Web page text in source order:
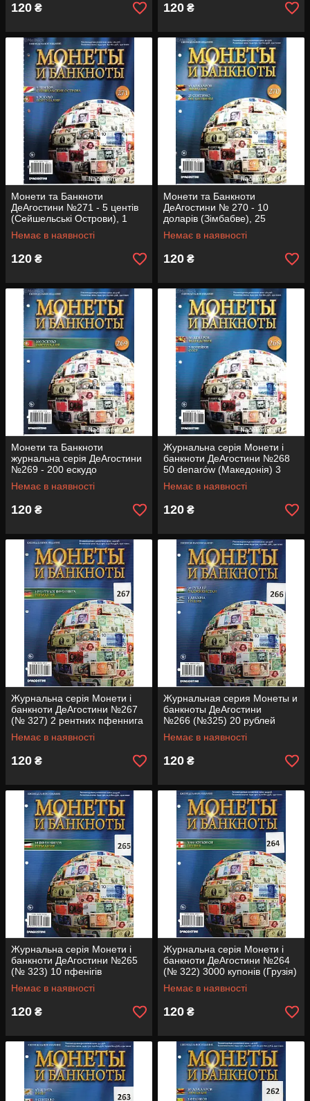
120 ₴ 120 ₴
Монети та Банкноти
ДеАгостини №271 - 5 центів
(Сейшельські Острови), 1
ескудо (Португалія)
Немає в наявності
120 ₴
Монети та Банкноти
ДеАгостини № 270 - 10
доларів (Зімбабве), 25
сентимо (Філіппіни)
Немає в наявності
120 ₴
Монети та Банкноти
журнальна серія ДеАгостини
№269 - 200 ескудо
(Португалія)
Немає в наявності
120 ₴
Журнальна серія Монети і
банкноти ДеАгостини №268
50 denarów (Македонія) 3
копійки (СРСР)
Немає в наявності
120 ₴
Журнальна серія Монети і
банкноти ДеАгостини №267
(№ 327) 2 рентних пфеннига
(Німеччина)
Немає в наявності
120 ₴
Журнальная серия Монеты и
банкноты ДеАгостини
№266 (№325) 20 рублей
(Таджикистан), 1 драхма
(Греция)
Немає в наявності
120 ₴
Журнальна серія Монети і
банкноти ДеАгостини №265
(№ 323) 10 пфенігів
(Німеччина)
Немає в наявності
120 ₴
Журнальна серія Монети і
банкноти ДеАгостини №264
(№ 322) 3000 купонів (Грузія)
Немає в наявності
120 ₴